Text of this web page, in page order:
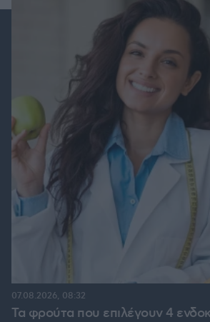
Τα φρούτα που επιλέγουν 4
07.08.2026, 08:32